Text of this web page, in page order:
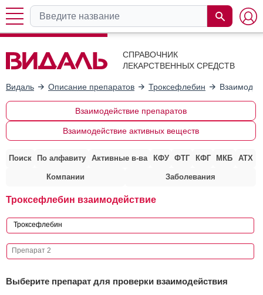
СПРАВОЧНИК
ЛЕКАРСТВЕННЫХ СРЕДСТВ
Видаль Описание препаратов Троксефлебин
Взаимодействие препаратов
Взаимодействие активных веществ
Поиск По алфавиту Активные в-ва КФУ ФТГ КФГ МКБ АТХ
Компании Заболевания
Троксефлебин взаимодействие
Выберите препарат для проверки взаимодействия